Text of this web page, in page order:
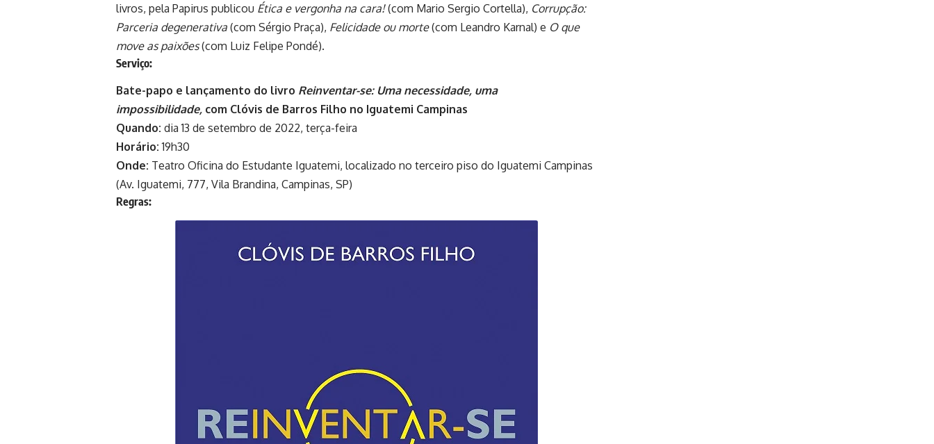
livros, pela Papirus publicou Ética e vergonha na cara!(com Mario Sergio Cortella), Corrupção:
Parceria degenerativa (com Sérgio Praça), Felicidade ou morte(com Leandro Karnal) e O que
move as paixões(com Luiz Felipe Pondé).
Serviço:
Bate-papo e lançamento do livro Reinventar-se: Uma necessidade, uma
impossibilidade, com Clóvis de Barros Filho no Iguatemi Campinas
Quando: dia 13 de setembro de 2022, terça-feira
Horário:19h30
Onde: Teatro Oficina do Estudante Iguatemi, localizado no terceiro piso do Iguatemi Campinas
(Av. Iguatemi, 777, Vila Brandina, Campinas, SP)
Regras: